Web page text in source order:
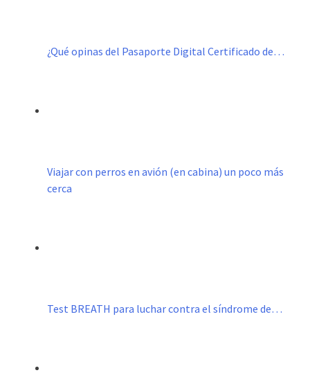
¿Qué opinas del Pasaporte Digital Certificado de…
Viajar con perros en avión (en cabina) un poco más
cerca
Test BREATH para luchar contra el síndrome de…